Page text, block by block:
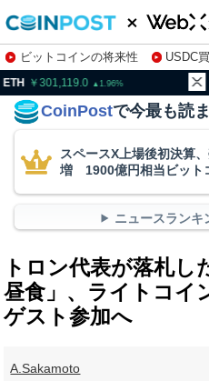
ビットコインの将来性 USDC
株特集・関連銘柄
1.96
CoinPostで今最も読
スペースX上場後初決算
増 1900億円相当ビット
ニュースランキ
トロン代表が落札し
昼食」、ライトコイ
ゲスト参加へ
A.Sakamoto